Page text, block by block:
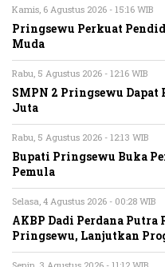
Kamis, 6 Agustus 2026 - 15:16 WIB
Pringsewu Perkuat
Muda
Rabu, 5 Agustus 2026 - 12:16 WIB
SMPN 2 Pringsewu
Juta
Rabu, 5 Agustus 2026 - 12:13 WIB
Bupati Pringsewu Buka
Pemula
Selasa, 4 Agustus 2026 - 00:28 WIB
AKBP Dadi Perdana Putra
Pringsewu, Lanjutkan